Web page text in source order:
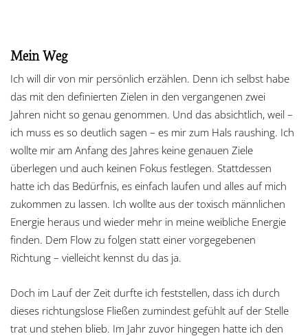
Mein Weg
Ich will dir von mir persönlich erzählen. Denn ich selbst habe
das mit den definierten Zielen in den vergangenen zwei
Jahren nicht so genau genommen. Und das absichtlich, weil –
ich muss es so deutlich sagen – es mir zum Hals raushing. Ich
wollte mir am Anfang des Jahres keine genauen Ziele
überlegen und auch keinen Fokus festlegen. Stattdessen
hatte ich das Bedürfnis, es einfach laufen und alles auf mich
zukommen zu lassen. Ich wollte aus der toxisch männlichen
Energie heraus und wieder mehr in meine weibliche Energie
finden. Dem Flow zu folgen statt einer vorgegebenen
Richtung – vielleicht kennst du das ja.
Doch im Lauf der Zeit durfte ich feststellen, dass ich durch
dieses richtungslose Fließen zumindest gefühlt auf der Stelle
trat und stehen blieb. Im Jahr zuvor hingegen hatte ich den